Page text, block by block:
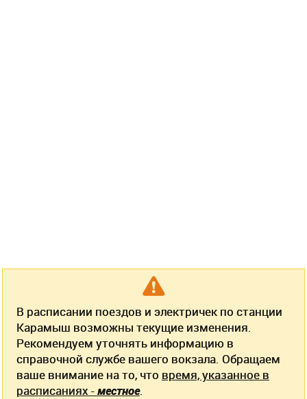
В расписании поездов и электричек по станции
Карамыш возможны текущие изменения.
Рекомендуем уточнять информацию в
справочной службе вашего вокзала. Обращаем
ваше внимание на то, что время, указанное в
расписаниях -местное.